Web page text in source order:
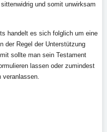
und somit unwirksam
handelt es sich folglich um eine
der Regel der Unterstützung
sollte man sein Testament
lassen oder zumindest
veranlassen.